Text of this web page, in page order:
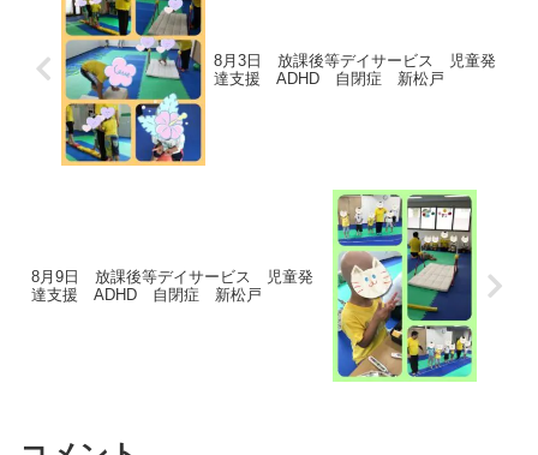
8月3日 放課後等デイサービス 児童発
達支援 ADHD 自閉症 新松戸
8月9日 放課後等デイサービス 児童発
達支援 ADHD 自閉症 新松戸